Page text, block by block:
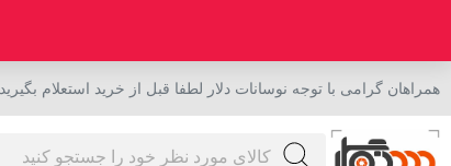
همراهان گرامی با توجه نوسانات دلار لطفا قبل از خرید استعلام بگیرید